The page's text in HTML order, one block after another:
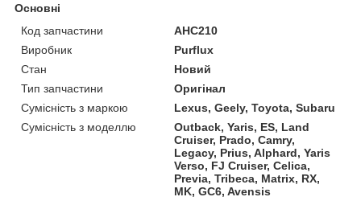
Основні
Код запчастини
AHC210
Виробник
Purflux
Стан
Новий
Тип запчастини
Оригінал
Сумісність з маркою
Lexus, Geely, Toyota, Subaru
Сумісність з моделлю
Outback, Yaris, ES, Land
Cruiser, Prado, Camry,
Legacy, Prius, Alphard, Yaris
Verso, FJ Cruiser, Celica,
Previa, Tribeca, Matrix, RX,
MK, GC6, Avensis